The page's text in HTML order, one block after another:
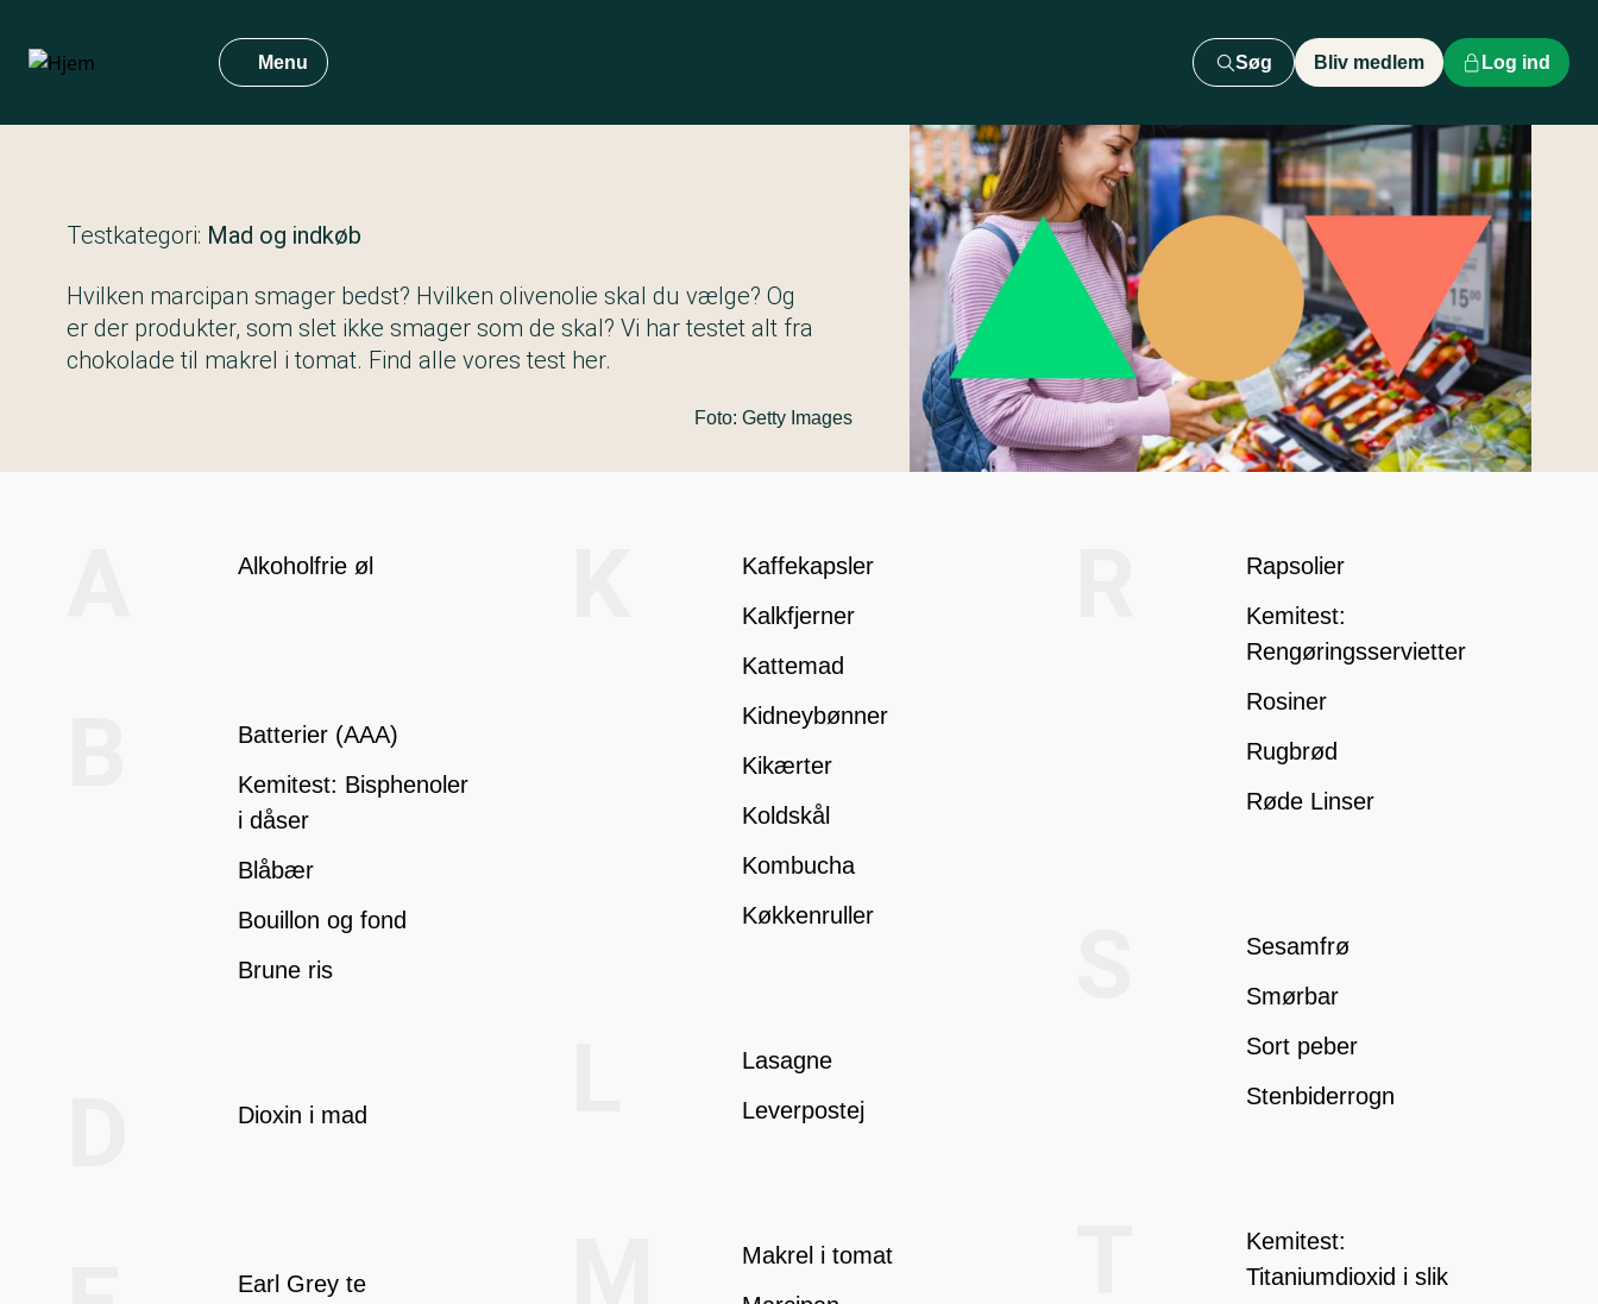
hovedindhold
Menu Søg Bliv medlem Log ind
Testkategori: Mad og indkøb
Hvilken marcipan smager bedst? Hvilken olivenolie skal du vælge? Og
er der produkter, som slet ikke smager som de skal? Vi har testet alt fra
chokolade til makrel i tomat. Find alle vores test her.
Foto: Getty Images
Alkoholfrie øl
Batterier (AAA)
Kemitest: Bisphenoler
i dåser
Blåbær
Bouillon og fond
Brune ris
Dioxin i mad
Earl Grey te
Kaffekapsler
Kalkfjerner
Kattemad
Kidneybønner
Kikærter
Koldskål
Kombucha
Køkkenruller
Lasagne
Leverpostej
Makrel i tomat
Rapsolier
Kemitest:
Rengøringsservietter
Rosiner
Rugbrød
Røde Linser
Sesamfrø
Smørbar
Sort peber
Stenbiderrogn
Kemitest:
Titaniumdioxid i slik